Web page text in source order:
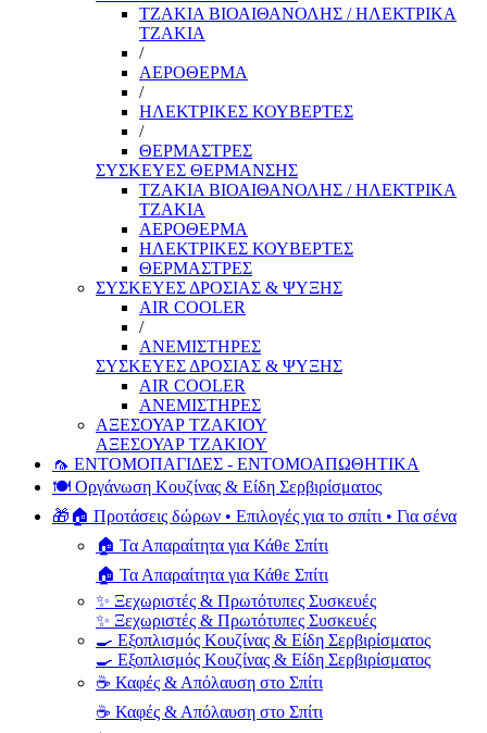
ΤΖΑΚΙΑ ΒΙΟΑΙΘΑΝΟΛΗΣ / ΗΛΕΚΤΡΙΚΑ
ΤΖΑΚΙΑ
/
ΑΕΡΟΘΕΡΜΑ
/
ΗΛΕΚΤΡΙΚΕΣ ΚΟΥΒΕΡΤΕΣ
/
ΘΕΡΜΑΣΤΡΕΣ
ΣΥΣΚΕΥΕΣ ΘΕΡΜΑΝΣΗΣ
ΤΖΑΚΙΑ ΒΙΟΑΙΘΑΝΟΛΗΣ / ΗΛΕΚΤΡΙΚΑ
ΤΖΑΚΙΑ
ΑΕΡΟΘΕΡΜΑ
ΗΛΕΚΤΡΙΚΕΣ ΚΟΥΒΕΡΤΕΣ
ΘΕΡΜΑΣΤΡΕΣ
ΣΥΣΚΕΥΕΣ ΔΡΟΣΙΑΣ & ΨΥΞΗΣ
AIR COOLER
/
ΑΝΕΜΙΣΤΗΡΕΣ
ΣΥΣΚΕΥΕΣ ΔΡΟΣΙΑΣ & ΨΥΞΗΣ
AIR COOLER
ΑΝΕΜΙΣΤΗΡΕΣ
ΑΞΕΣΟΥΑΡ ΤΖΑΚΙΟΥ
ΑΞΕΣΟΥΑΡ ΤΖΑΚΙΟΥ
🦟 ΕΝΤΟΜΟΠΑΓΙΔΕΣ - ΕΝΤΟΜΟΑΠΩΘΗΤΙΚΑ
🍽️ Οργάνωση Κουζίνας & Είδη Σερβιρίσματος
🎁🏠 Προτάσεις δώρων • Επιλογές για το σπίτι • Για σένα
🏠 Τα Απαραίτητα για Κάθε Σπίτι
🏠 Τα Απαραίτητα για Κάθε Σπίτι
✨ Ξεχωριστές & Πρωτότυπες Συσκευές
✨ Ξεχωριστές & Πρωτότυπες Συσκευές
🍳 Εξοπλισμός Κουζίνας & Είδη Σερβιρίσματος
🍳 Εξοπλισμός Κουζίνας & Είδη Σερβιρίσματος
☕ Καφές & Απόλαυση στο Σπίτι
☕ Καφές & Απόλαυση στο Σπίτι